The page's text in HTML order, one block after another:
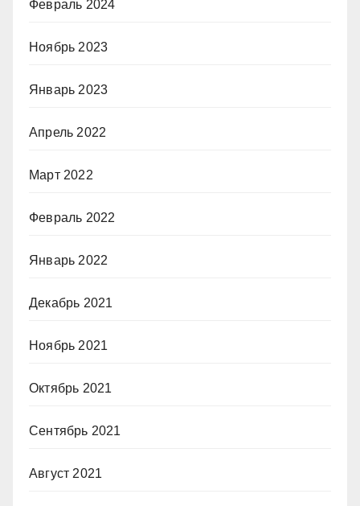
Февраль 2024
Ноябрь 2023
Январь 2023
Апрель 2022
Март 2022
Февраль 2022
Январь 2022
Декабрь 2021
Ноябрь 2021
Октябрь 2021
Сентябрь 2021
Август 2021